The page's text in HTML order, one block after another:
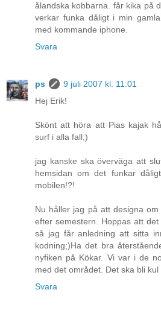
ålandska kobbarna. får kika på
verkar funka dåligt i min
med kommande iphone.
Svara
ps
9 juli 2007 kl. 11:01
Hej Erik!
Skönt att höra att Pias kajak
surf i alla fall;)
jag kanske ska överväga att
hemsidan om det funkar
mobilen!?!
Nu håller jag på att designa
efter semestern. Hoppas att
så jag får anledning att sitta
kodning;)Ha det bra
nyfiken på Kökar. Vi var i de
med det området. Det ska bli kul
Svara